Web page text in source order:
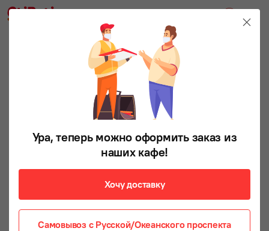
Ура, теперь можно оформить заказ из
наших кафе!
Хочу доставку
Самовывоз с Русской/Океанского проспекта